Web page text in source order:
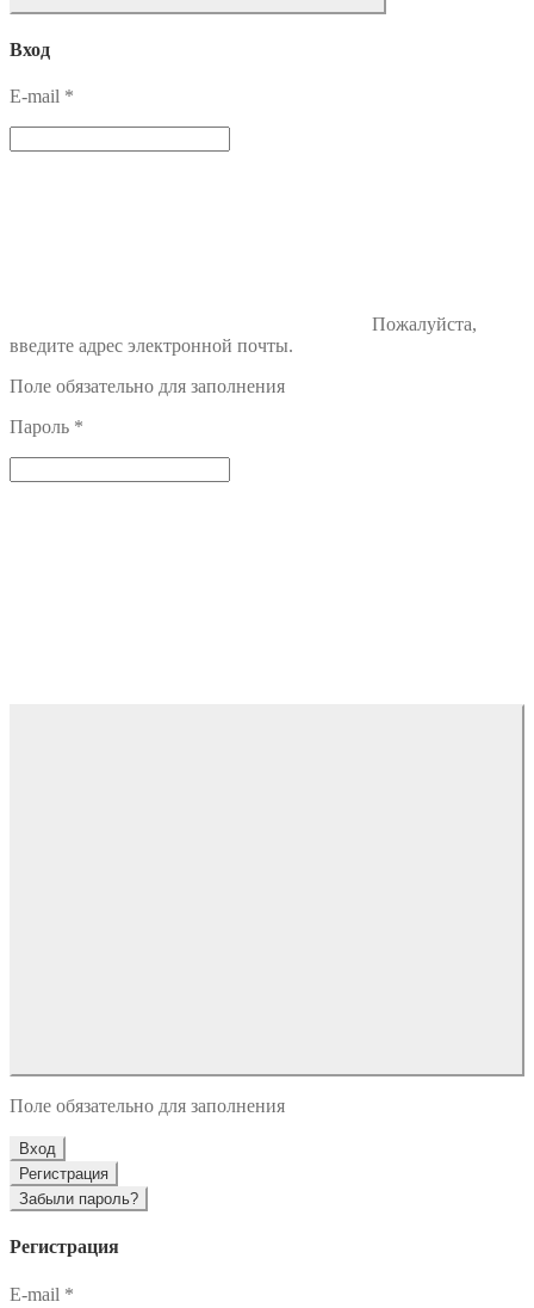
Вход
E-mail *
Пожалуйста,
введите адрес электронной почты.
Поле обязательно для заполнения
Пароль *
Поле обязательно для заполнения
Вход
Регистрация
Забыли пароль?
Регистрация
E-mail *